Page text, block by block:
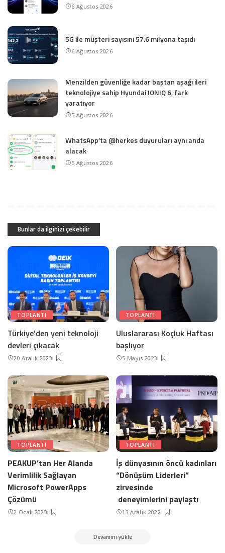
6 Ağustos 2026
5G ile müşteri sayısını 57.6 milyona taşıdı
6 Ağustos 2026
Menzilden güvenliğe kadar baştan aşağı ileri
teknolojiye sahip Hyundai IONIQ 6, fark
yaratıyor
5 Ağustos 2026
WhatsApp’ta @herkes duyuruları aynı anda
alacak
5 Ağustos 2026
Bunlar da ilginizi çekebilir
TOPLANTI
Türkiye’den yeni teknoloji
devleri çıkacak
20 Aralık 2023
TOPLANTI
Uluslararası Koçluk Haftası
başlıyor
5 Mayıs 2023
TOPLANTI
PEAKUP’tan Her Alanda
Verimlilik Sağlayan
Microsoft PowerApps
Çözümü
2 Ocak 2023
TOPLANTI
İş dünyasının öncü kadınları
“Dönüşüm Liderleri”
zirvesinde
deneyimlerini paylaştı
13 Aralık 2022
Devamını yükle